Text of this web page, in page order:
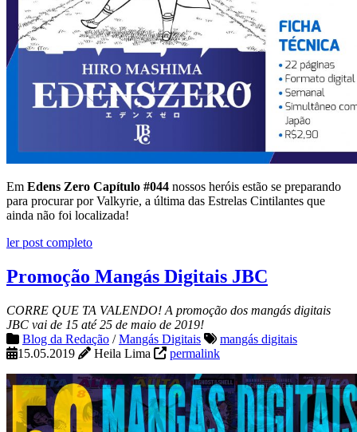
Em Edens Zero Capítulo #044 nossos heróis estão se preparando
para procurar por Valkyrie, a última das Estrelas Cintilantes que
ainda não foi localizada!
ler post completo
Promoção Mangás Digitais JBC
CORRE QUE TA VALENDO! A promoção dos mangás digitais
JBC vai de 15 até 25 de maio de 2019!
Blog da Redação /Mangás Digitais
mangás digitais
15.05.2019
Heila Lima permalink